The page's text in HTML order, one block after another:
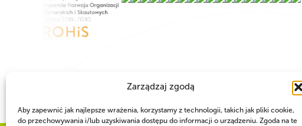
Zarządzaj zgodą
Aby zapewnić jak najlepsze wrażenia, korzystamy z technologii, takich jak pliki cookie,
do przechowywania i/lub uzyskiwania dostępu do informacji o urządzeniu. Zgoda na te